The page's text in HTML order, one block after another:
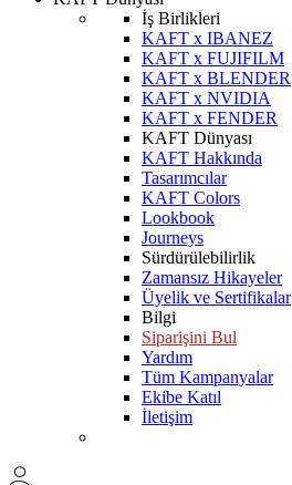
İş Birlikleri
KAFT x IBANEZ
KAFT x FUJIFILM
KAFT x BLENDER
KAFT x NVIDIA
KAFT x FENDER
KAFT Dünyası
KAFT Hakkında
Tasarımcılar
KAFT Colors
Lookbook
Journeys
Sürdürülebilirlik
Zamansız Hikayeler
Üyelik ve Sertifikalar
Bilgi
Siparişini Bul
Yardım
Tüm Kampanyalar
Ekibe Katıl
İletişim